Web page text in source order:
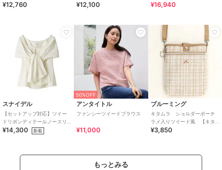
¥12,760
ッグ
¥12,100
クション ツイードフリルハン
¥16,940
スナイデル
【セットアップ対応】ツイー
ドリボンディテールノースリ
ブラウス
¥14,300 新着
50%OFF
アンタイトル
ファンシーツイードブラウス
¥11,000
ブルーミング
キタムラ ショルダーポーチ
ラメ入りツイード風 【キタ
ムラ Kitamura】
¥3,850
もっとみる